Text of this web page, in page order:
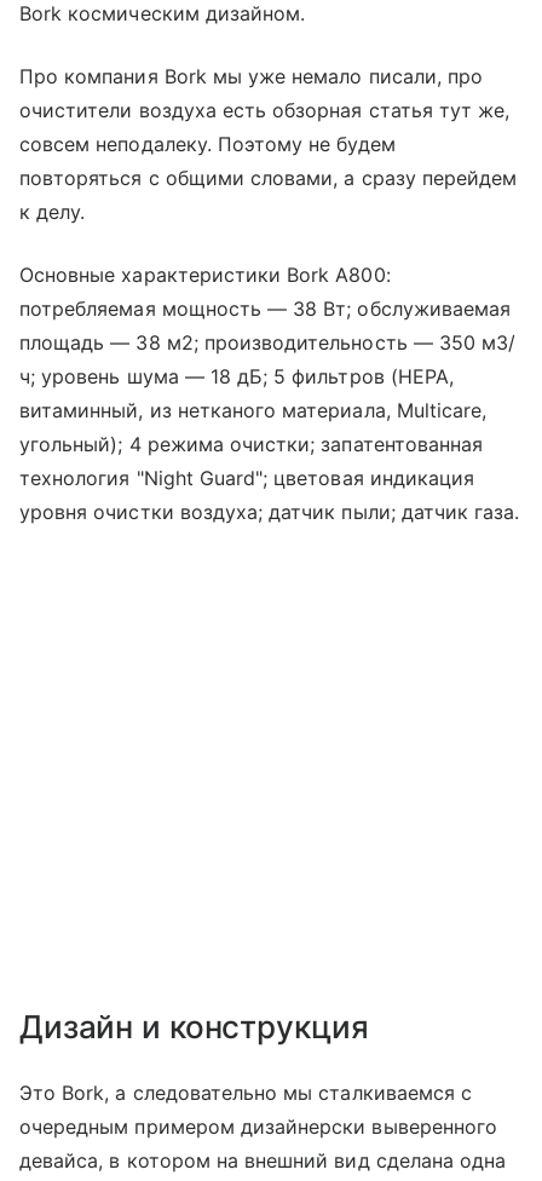
Bork космическим дизайном.
Про компания Bork мы уже немало писали, про
очистители воздуха есть обзорная статья тут же,
совсем неподалеку. Поэтому не будем
повторяться с общими словами, а сразу перейдем
к делу.
Основные характеристики Bork A800:
потребляемая мощность — 38 Вт; обслуживаемая
площадь — 38 м2; производительность — 350 м3/
ч; уровень шума — 18 дБ; 5 фильтров (HEPA,
витаминный, из нетканого материала, Multicare,
угольный); 4 режима очистки; запатентованная
технология "Night Guard"; цветовая индикация
уровня очистки воздуха; датчик пыли; датчик газа.
Дизайн и конструкция
Это Bork, а следовательно мы сталкиваемся с
очередным примером дизайнерски выверенного
девайса, в котором на внешний вид сделана одна